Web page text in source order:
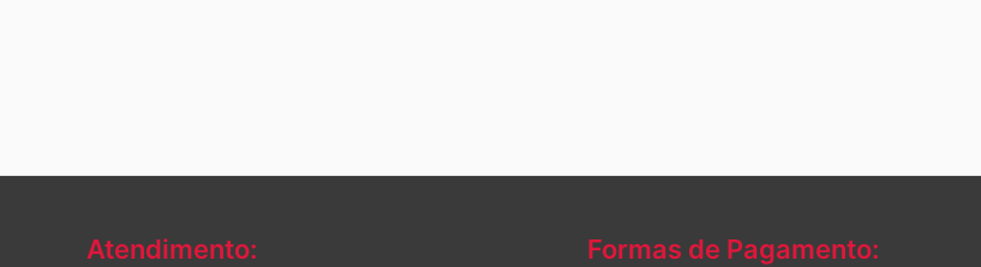
Atendimento: Formas de Pagamento: